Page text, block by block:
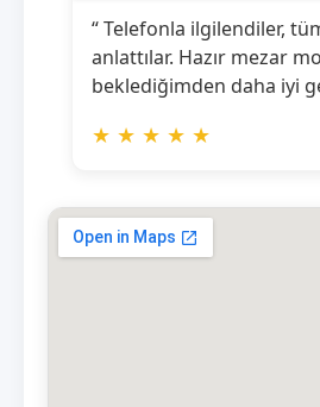
“ Telefonla ilgilendiler,
anlattılar. Hazır mezar
beklediğimden daha iyi
★ ★ ★ ★ ★